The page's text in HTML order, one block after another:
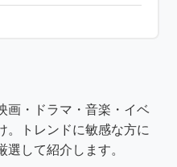
画・ドラマ・音楽・イベ
。トレンドに敏感な方に
選して紹介します。